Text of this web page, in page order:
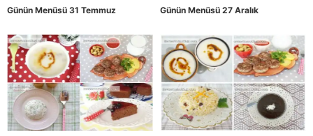
Günün Menüsü 31 Temmuz Günün Menüsü 27 Aralık